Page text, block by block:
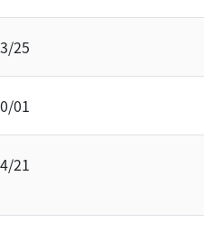
25
01
21